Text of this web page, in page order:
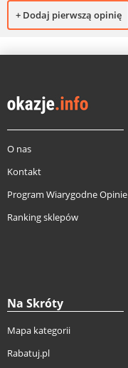
+ Dodaj pierwszą opinię
O nas
Kontakt
Program Wiarygodne Opinie
Ranking sklepów
Na Skróty
Mapa kategorii
Rabatuj.pl